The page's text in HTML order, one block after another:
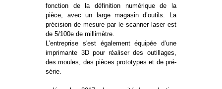
fonction de la définition numérique de la
pièce, avec un large magasin d’outils. La
précision de mesure par le scanner laser est
de 5/100e de millimètre.
L’entreprise s'est également équipée d’une
imprimante 3D pour réaliser des outillages,
des moules, des pièces prototypes et de pré-
série.